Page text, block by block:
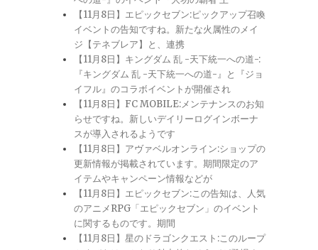
【11月8日】エピックセブン:ピックアップ召喚
イベントの告知ですね。新たな火属性のメイ
ジ【テネブレア】と、連携
【11月8日】キングダム 乱 -天下統一への道-:
『キングダム 乱 -天下統一への道-』と『ジョ
イフル』のコラボイベントが開催され
【11月8日】FC MOBILE:メンテナンスのお知
らせですね。新しいデイリーログインボーナ
スが導入されるようです
【11月8日】アヴァベルオンライン:ショップの
更新情報が掲載されています。期間限定のア
イテムやキャンペーン情報などが
【11月8日】エピックセブン:この告知は、人気
のアニメRPG「エピックセブン」のイベント
に関するものです。期間
【11月8日】星のドラゴンクエスト:このループ